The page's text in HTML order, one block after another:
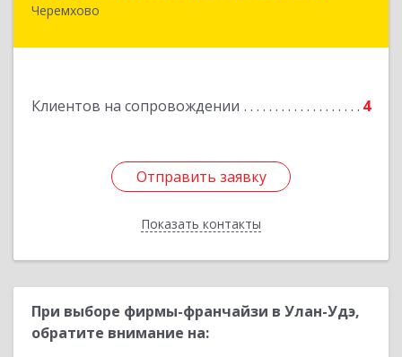
Черемхово
Клиентов на сопровождении 4
Отправить заявку
Показать контакты
665413, Иркутская обл, Черемхово г, Ленина ул,
Отправить заявку
Назад
При выборе фирмы-франчайзи в Улан-Удэ,
обратите внимание на: